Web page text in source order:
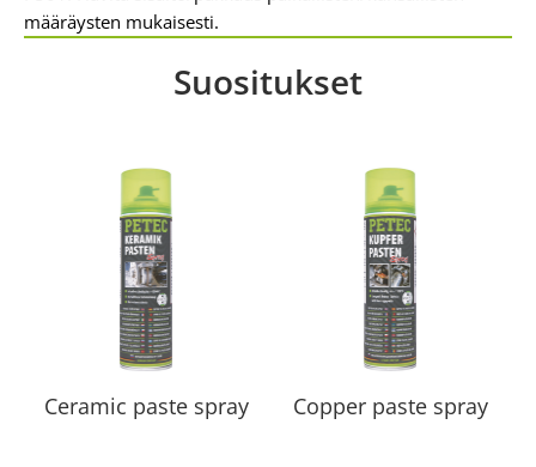
määräysten mukaisesti.
Suositukset
Ceramic paste spray Copper paste spray